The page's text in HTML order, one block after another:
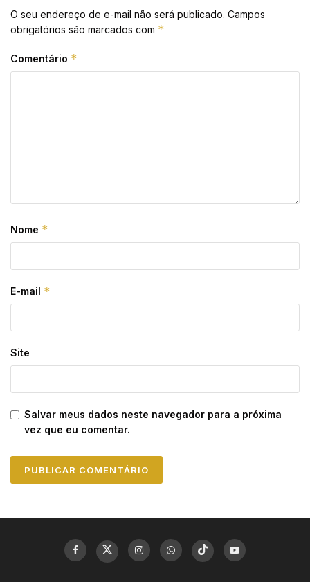
O seu endereço de e-mail não será publicado. Campos
obrigatórios são marcados com *
Comentário *
Nome *
E-mail *
Site
Salvar meus dados neste navegador para a próxima
vez que eu comentar.